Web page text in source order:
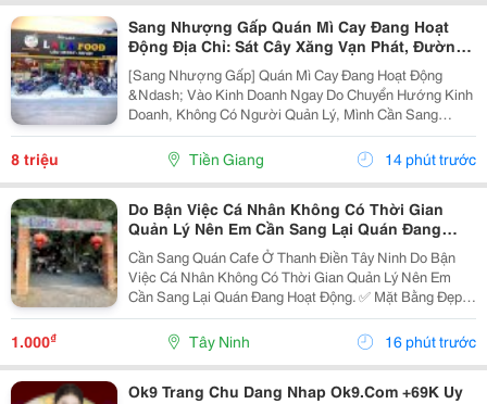
Sang Nhượng Gấp Quán Mì Cay Đang Hoạt
Động Địa Chỉ: Sát Cây Xăng Vạn Phát, Đường
Dt876, Xã Bình Trưng, Châu Thành, Tiền
[Sang Nhượng Gấp] Quán Mì Cay Đang Hoạt Động
&Ndash; Vào Kinh Doanh Ngay Do Chuyển Hướng Kinh
Doanh, Không Có Người Quản Lý, Mình Cần Sang
Nhượng Lại Toàn Bộ Quán Mì Cay Lalafood Vĩnh Kim.
Quán Đang Hoạt Động Ổn Định, Có Lượng Khách Quen
Sẵn. Địa...
8 triệu Tiền Giang 14 phút trước
Do Bận Việc Cá Nhân Không Có Thời Gian
Quản Lý Nên Em Cần Sang Lại Quán Đang
Hoạt Động Ở Thanh Điền Tây Ninh
Cần Sang Quán Cafe Ở Thanh Điền Tây Ninh Do Bận
Việc Cá Nhân Không Có Thời Gian Quản Lý Nên Em
Cần Sang Lại Quán Đang Hoạt Động. ✅ Mặt Bằng Đẹp,
Vị Trí Thuận Lợi. ✅ Có Lượng Khách Quen, Ổn Định ✅
Đầy Đủ Bàn Ghế, Trang Thiết Bị, Vào Là Có Thể...
1.000₫ Tây Ninh 16 phút trước
Ok9 Trang Chu Dang Nhap Ok9.Com +69K Uy